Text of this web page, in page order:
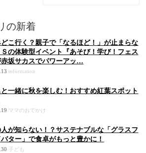
の新着
こ行く？親子で「なるほど！」が止まらな
の体験型イベント『あそび！学び！フェス
赤坂サカスでパワーアッ…
information
一緒に秋を楽しむ！おすすめ紅葉スポット
ママのおでかけ
人が知らない！？サステナブルな「グラスフ
ター」で食卓がもっと豊かに！
子ども